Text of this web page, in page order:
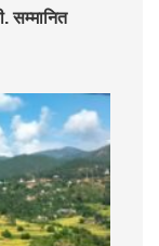
सम्मानित